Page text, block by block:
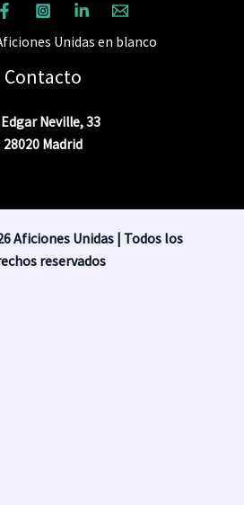
Contacto
Neville, 33
28020 Madrid
Aficiones Unidas | Todos los
reservados